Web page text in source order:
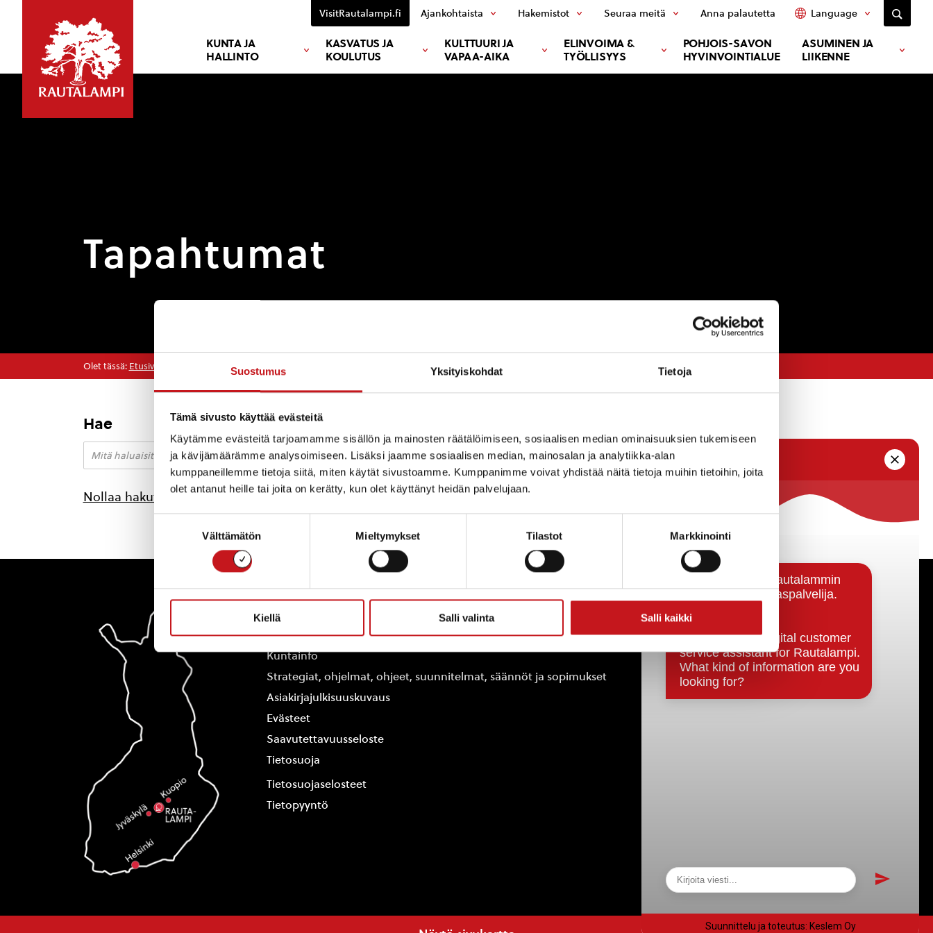
Suostumus Yksityiskohdat Tietoja
Tämä sivusto käyttää evästeitä
Käytämme evästeitä tarjoamamme sisällön ja mainosten räätälöimiseen, sosiaalisen median ominaisuuksien tukemiseen
ja kävijämäärämme analysoimiseen. Lisäksi jaamme sosiaalisen median, mainosalan ja analytiikka-alan
kumppaneillemme tietoja siitä, miten käytät sivustoamme. Kumppanimme voivat yhdistää näitä tietoja muihin tietoihin, joita
olet antanut heille tai joita on kerätty, kun olet käyttänyt heidän palvelujaan.
Välttämätön Mieltymykset Tilastot Markkinointi
Kiellä Salli valinta Salli kaikki
KUNTA JA
HALLINTO
KASVATUS JA
KOULUTUS
KULTTUURI JA
VAPAA-AIKA
ELINVOIMA &
TYÖLLISYYS
POHJOIS-SAVON
HYVINVOINTIALUE
ASUMINEN JA
LIIKENNE
VisitRautalampi.fi Ajankohtaista Hakemistot Seuraa meitä Anna palautetta Language
Tapahtumat
Olet tässä: Etusivu palvelu-uudistus
Hae
Nollaa hakutulokset
Yhteystiedot
Kuntainfo
Strategiat, ohjelmat, ohjeet, suunnitelmat, säännöt ja sopimukset
Asiakirjajulkisuuskuvaus
Evästeet
Saavutettavuusseloste
Tietosuoja
Tietosuojaselosteet
Tietopyyntö
Päätökset, esityslistat & pöytäkirjat
Hallinto
Kunnanhallitus
Kunnanvaltuusto